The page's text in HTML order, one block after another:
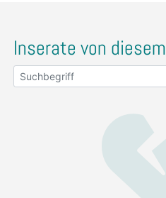
Inserate von